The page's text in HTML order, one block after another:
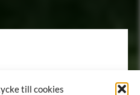
till cookies